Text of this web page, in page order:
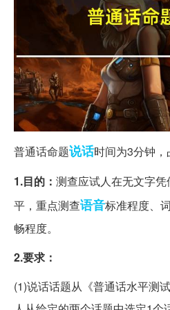
普通话命题说话时间为3分钟，
1.目的： 测查应试人在无文字
平，重点测查语音标准程度、
畅程度。
2.要求：
(1)说话话题从《普通话水平测